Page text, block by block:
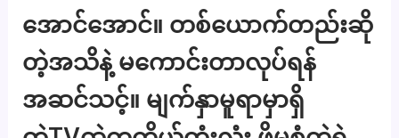
အောင်အောင်။ တစ်ယောက်တည်းဆို
တဲ့အသိနဲ့ မကောင်းတာလုပ်ရန်
အဆင်သင့်။ မျက်နှာမူရာမှာရှိ